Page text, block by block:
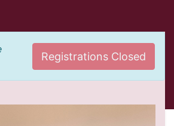
Registrations Closed